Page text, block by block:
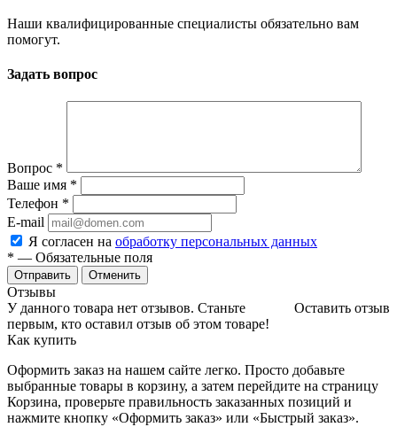
Наши квалифицированные специалисты обязательно вам
помогут.
Задать вопрос
Вопрос *
Ваше имя *
Телефон *
E-mail
Я согласен на обработку персональных данных
* — Обязательные поля
Отменить
Отзывы
Оставить отзыв
У данного товара нет отзывов. Станьте
первым, кто оставил отзыв об этом товаре!
Как купить
Оформить заказ на нашем сайте легко. Просто добавьте
выбранные товары в корзину, а затем перейдите на страницу
Корзина, проверьте правильность заказанных позиций и
нажмите кнопку «Оформить заказ» или «Быстрый заказ».